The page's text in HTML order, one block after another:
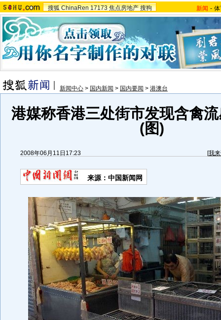
搜狐 ChinaRen 17173 焦点房地产 搜狗 新闻 -
新闻中心 > 国内新闻 > 国内要闻 > 港澳台
港媒称香港三处街市发现含禽
(图)
2008年06月11日17:23 [我
来源：中国新闻网